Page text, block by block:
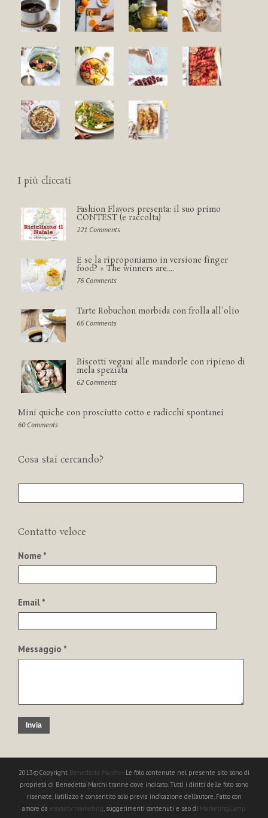
I più cliccati
Fashion Flavors presenta: il suo primo
CONTEST (e raccolta)
221 Comments
E se la riproponiamo in versione finger
food? + The winners are....
76 Comments
Tarte Robuchon morbida con frolla all'olio
66 Comments
Biscotti vegani alle mandorle con ripieno di
mela speziata
62 Comments
Mini quiche con prosciutto cotto e radicchi spontanei
60 Comments
Cosa stai cercando?
Contatto veloce
Nome *
Email *
Messaggio *
Invia
2013©Copyright Benedetta Marchi - Le foto contenute nel presente sito sono di
proprietà di Benedetta Marchi tranne dove indicato. Tutti i diritti delle foto sono
riservate, l'utilizzo è consentito solo previa indicazione dell'autore. Fatto con
amore da esociety marketing, suggerimenti contenuti e seo di MarketingCamp